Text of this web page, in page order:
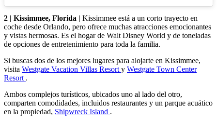
2 | Kissimmee, Florida | Kissimmee está a un corto trayecto en
coche desde Orlando, pero ofrece muchas atracciones emocionantes
y vistas hermosas. Es el hogar de Walt Disney World y de toneladas
de opciones de entretenimiento para toda la familia.
Si buscas dos de los mejores lugares para alojarte en Kissimmee,
visita Westgate Vacation Villas Resort y Westgate Town Center
Resort .
Ambos complejos turísticos, ubicados uno al lado del otro,
comparten comodidades, incluidos restaurantes y un parque acuático
en la propiedad, Shipwreck Island .